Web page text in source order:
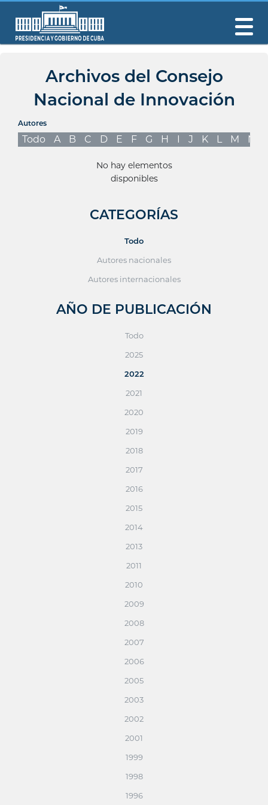
Archivos del Consejo
Nacional de Innovación
Autores
Todo A B C D E F G H I J K L M N
No hay elementos
disponibles
CATEGORÍAS
Todo
Autores nacionales
Autores internacionales
AÑO DE PUBLICACIÓN
Todo
2025
2022
2021
2020
2019
2018
2017
2016
2015
2014
2013
2011
2010
2009
2008
2007
2006
2005
2003
2002
2001
1999
1998
1996